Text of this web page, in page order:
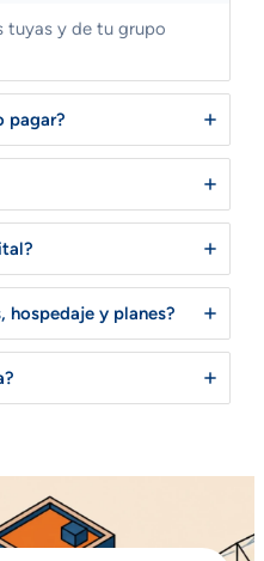
tuyas y de tu grupo
pagar?
hospedaje y planes?